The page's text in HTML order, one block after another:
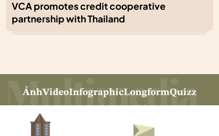
VCA promotes credit cooperative
partnership with Thailand
ẢnhVideoInfographicLongformQuizz